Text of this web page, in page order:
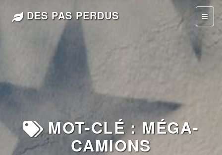
DES PAS PERDUS
MOT-CLÉ : MÉGA-
CAMIONS